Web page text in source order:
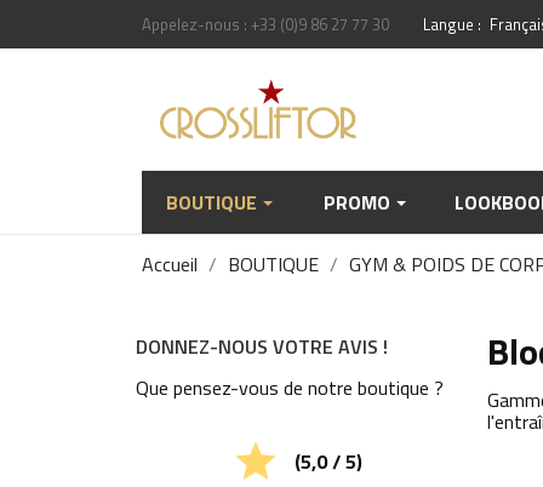
Appelez-nous : +33 (0)9 86 27 77 30 Langue :
BOUTIQUE PROMO
Accueil BOUTIQUE GYM & POIDS DE
DONNEZ-NOUS VOTRE AVIS !
Que pensez-vous de notre boutique ?
 (5,0 / 5)